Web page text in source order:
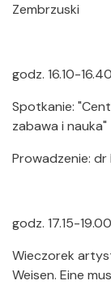
Zembrzuski
godz. 16.10-16.40
Spotkanie:
zabawa i nauka"
Prowadzenie: dr
godz. 17.15-19.00
Wieczorek
Weisen. Eine